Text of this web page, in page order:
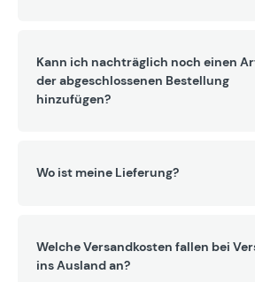
Kann ich nachträglich noch einen
der abgeschlossenen Bestellung
hinzufügen?
Wo ist meine Lieferung?
Welche Versandkosten fallen bei
ins Ausland an?